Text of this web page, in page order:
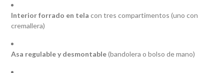
Interior forrado en tela con tres compartimentos (uno con
cremallera)
Asa regulable y desmontable(bandolera o bolso de mano)